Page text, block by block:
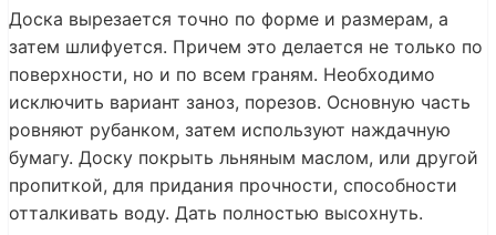
Доска вырезается точно по форме и размерам, а
затем шлифуется. Причем это делается не только по
поверхности, но и по всем граням. Необходимо
исключить вариант заноз, порезов. Основную часть
ровняют рубанком, затем используют наждачную
бумагу. Доску покрыть льняным маслом, или другой
пропиткой, для придания прочности, способности
отталкивать воду. Дать полностью высохнуть.